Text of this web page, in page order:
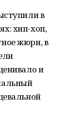
в
хип-хоп,
жюри, в
и